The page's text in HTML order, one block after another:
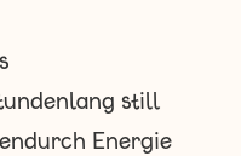
still
Energie